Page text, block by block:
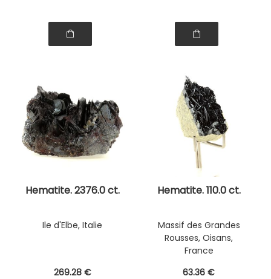
Hematite. 2376.0 ct.
Ile d'Elbe, Italie
269.28 €
Hematite. 110.0 ct.
Massif des Grandes
Rousses, Oisans,
France
63.36 €